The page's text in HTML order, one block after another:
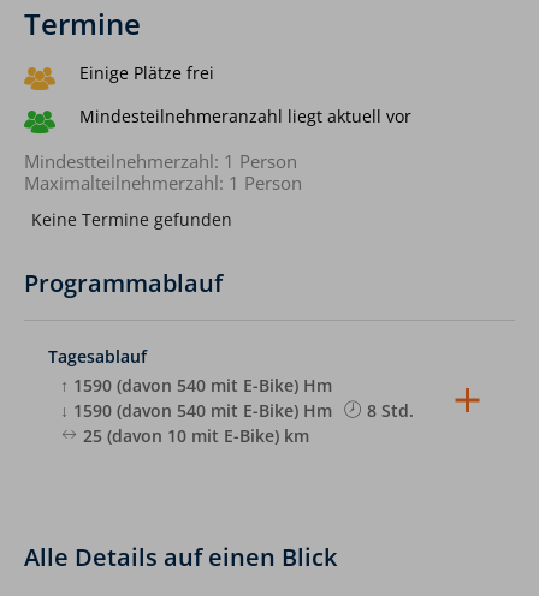
Termine
Einige Plätze frei
Mindesteilnehmeranzahl liegt aktuell vor
Mindestteilnehmerzahl: 1 Person
Maximalteilnehmerzahl: 1 Person
Keine Termine gefunden
Programmablauf
Tagesablauf
↑ 1590 (davon 540 mit E-Bike) Hm
↓ 1590 (davon 540 mit E-Bike) Hm
8 Std.
25 (davon 10 mit E-Bike) km
stellen wir die Fahrräder ab und setzen unseren
Weg zu Fuß fort. Ab hier geht es steil weiter zur
Alle Details auf einen Blick